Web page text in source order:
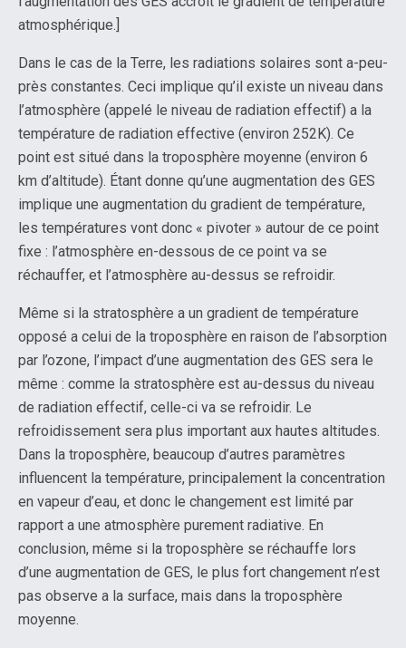
atmosphérique.]
Dans le cas de la Terre, les radiations solaires sont a-peu-
près constantes. Ceci implique qu’il existe un niveau dans
l’atmosphère (appelé le niveau de radiation effectif) a la
température de radiation effective (environ 252K). Ce
point est situé dans la troposphère moyenne (environ 6
km d’altitude). Étant donne qu’une augmentation des GES
implique une augmentation du gradient de température,
les températures vont donc « pivoter » autour de ce point
fixe : l’atmosphère en-dessous de ce point va se
réchauffer, et l’atmosphère au-dessus se refroidir.
Même si la stratosphère a un gradient de température
opposé a celui de la troposphère en raison de l’absorption
par l’ozone, l’impact d’une augmentation des GES sera le
même : comme la stratosphère est au-dessus du niveau
de radiation effectif, celle-ci va se refroidir. Le
refroidissement sera plus important aux hautes altitudes.
Dans la troposphère, beaucoup d’autres paramètres
influencent la température, principalement la concentration
en vapeur d’eau, et donc le changement est limité par
rapport a une atmosphère purement radiative. En
conclusion, même si la troposphère se réchauffe lors
d’une augmentation de GES, le plus fort changement n’est
pas observe a la surface, mais dans la troposphère
moyenne.